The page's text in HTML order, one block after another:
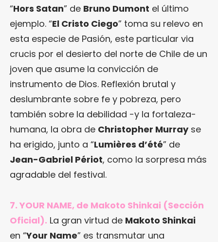
“Hors Satan” de Bruno Dumont el último
ejemplo. “El Cristo Ciego” toma su relevo en
esta especie de Pasión, este particular via
crucis por el desierto del norte de Chile de un
joven que asume la convicción de
instrumento de Dios. Reflexión brutal y
deslumbrante sobre fe y pobreza, pero
también sobre la debilidad -y la fortaleza-
humana, la obra de Christopher Murrayse
ha erigido, junto a “Lumières d’été” de
Jean-Gabriel Périot, como la sorpresa más
agradable del festival.
7. YOUR NAME, de Makoto Shinkai (Sección
Oficial). La gran virtud de Makoto Shinkai
en “Your Name” es transmutar una